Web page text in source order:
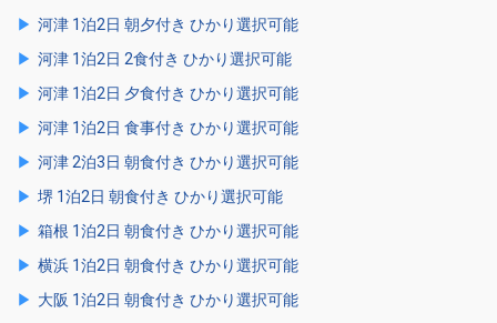
河津 1泊2日 朝夕付き ひかり選択可能
河津 1泊2日 2食付き ひかり選択可能
河津 1泊2日 夕食付き ひかり選択可能
河津 1泊2日 食事付き ひかり選択可能
河津 2泊3日 朝食付き ひかり選択可能
堺 1泊2日 朝食付き ひかり選択可能
箱根 1泊2日 朝食付き ひかり選択可能
横浜 1泊2日 朝食付き ひかり選択可能
大阪 1泊2日 朝食付き ひかり選択可能